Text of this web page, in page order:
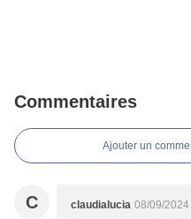
Commentaires
Ajouter un
C claudialucia 08/09/